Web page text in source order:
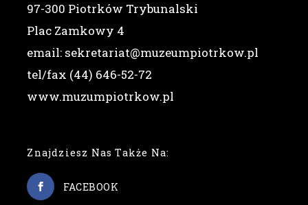
97-300 Piotrków Trybunalski
Plac Zamkowy 4
email: sekretariat@muzeumpiotrkow.pl
tel/fax (44) 646-52-72
www.muzumpiotrkow.pl
Znajdziesz Nas Także Na:
FACEBOOK